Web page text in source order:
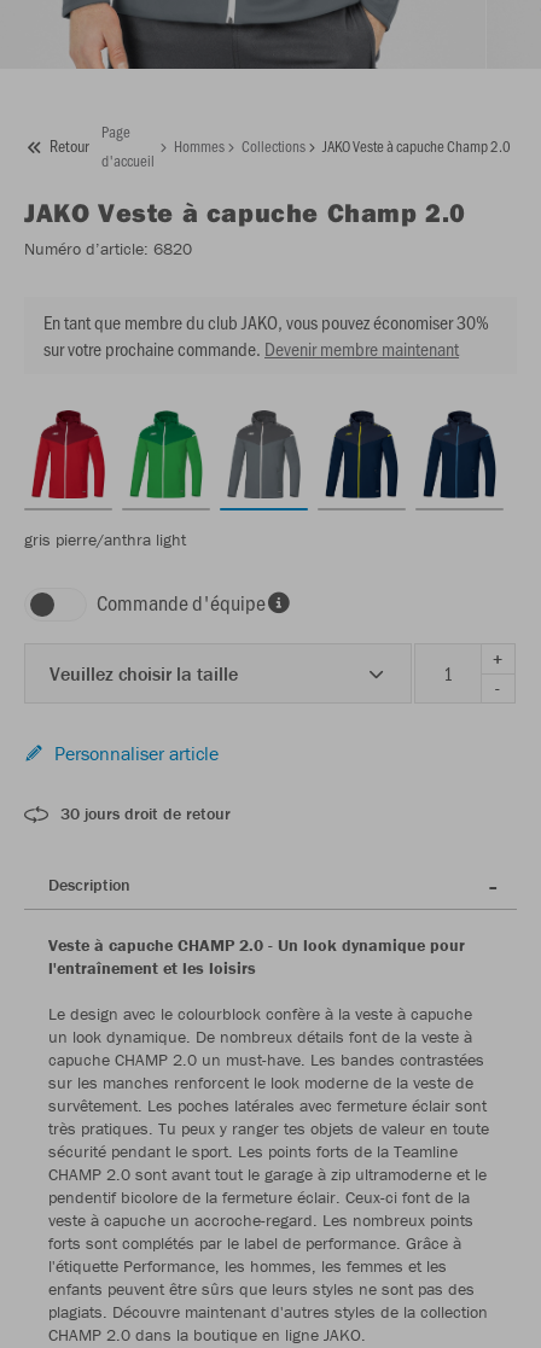
Retour
Page
d'accueil
Hommes Collections JAKO Veste à capuche Champ 2.0
JAKO Veste à capuche Champ 2.0
Numéro d’article: 6820
En tant que membre du club JAKO, vous pouvez économiser 30%
sur votre prochaine commande. Devenir membre maintenant
gris pierre/anthra light
Commande d'équipe
Veuillez choisir la taille
+
-
Personnaliser article
30 jours droit de retour
Description
Veste à capuche CHAMP 2.0 - Un look dynamique pour
l'entraînement et les loisirs
Le design avec le colourblock confère à la veste à capuche
un look dynamique. De nombreux détails font de la veste à
capuche CHAMP 2.0 un must-have. Les bandes contrastées
sur les manches renforcent le look moderne de la veste de
survêtement. Les poches latérales avec fermeture éclair sont
très pratiques. Tu peux y ranger tes objets de valeur en toute
sécurité pendant le sport. Les points forts de la Teamline
CHAMP 2.0 sont avant tout le garage à zip ultramoderne et le
pendentif bicolore de la fermeture éclair. Ceux-ci font de la
veste à capuche un accroche-regard. Les nombreux points
forts sont complétés par le label de performance. Grâce à
l'étiquette Performance, les hommes, les femmes et les
enfants peuvent être sûrs que leurs styles ne sont pas des
plagiats. Découvre maintenant d'autres styles de la collection
CHAMP 2.0 dans la boutique en ligne JAKO.